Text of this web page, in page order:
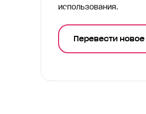
использования.
Перевести